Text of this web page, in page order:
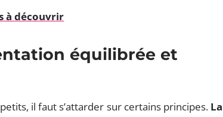
à découvrir
équilibrée et
il faut s’attarder sur certains principes. La